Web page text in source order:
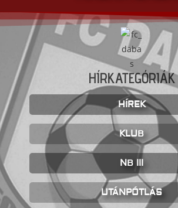
HÍRKATEGÓRIÁK
HÍREK
KLUB
NB III
UTÁNPÓTLÁS